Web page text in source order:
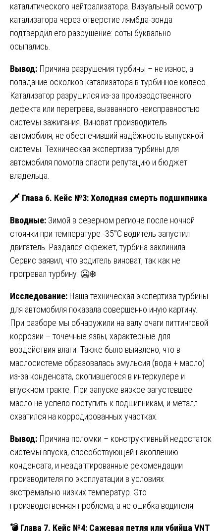
каталитического нейтрализатора. Визуальный осмотр
катализатора через отверстие лямбда-зонда
подтвердил его разрушение: соты буквально
осыпались.
Вывод: Причина разрушения турбины – не износ, а
попадание осколков катализатора в турбинное колесо.
Катализатор разрушился из-за производственного
дефекта или перегрева, вызванного неисправностью
системы зажигания. Виноват производитель
автомобиля, не обеспечивший надёжность выпускной
системы. Техническая экспертиза турбины для
автомобиля помогла спасти репутацию и бюджет
владельца.
🗡️ Глава 6. Кейс №3: Холодная смерть подшипника
Вводные: Зимой в северном регионе после ночной
стоянки при температуре -35°C водитель запустил
двигатель. Раздался скрежет, турбина заклинила.
Сервис заявил, что водитель виноват, так как не
прогревал турбину. 🥶❄️
Исследование: Наша техническая экспертиза турбины
для автомобиля показала совершенно иную картину.
При разборе мы обнаружили на валу очаги питтинговой
коррозии – точечные язвы, характерные для
воздействия влаги. Также было выявлено, что в
маслосистеме образовалась эмульсия (вода + масло)
из-за конденсата, скопившегося в интеркулере и
впускном тракте. При запуске вязкое загустевшее
масло не успело поступить к подшипникам, и металл
схватился на корродированных участках.
Вывод: Причина поломки – конструктивный недостаток
системы впуска, способствующей накоплению
конденсата, и неадаптированные рекомендации
производителя по эксплуатации в условиях
экстремально низких температур. Это
производственная проблема, а не ошибка водителя.
💣 Глава 7. Кейс №4: Сажевая петля или убийца VNT